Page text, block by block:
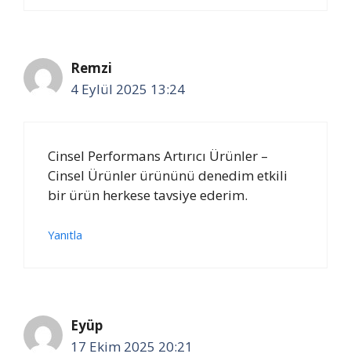
Remzi
4 Eylül 2025 13:24
Cinsel Performans Artırıcı Ürünler –
Cinsel Ürünler ürününü denedim etkili
bir ürün herkese tavsiye ederim.
Yanıtla
Eyüp
17 Ekim 2025 20:21